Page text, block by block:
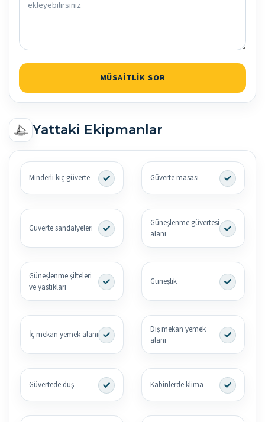
MÜSAITLIK SOR
Yattaki Ekipmanlar
Minderli kıç güverte Güverte masası
Güverte sandalyeleri
Güneşlenme güvertesi
alanı
Güneşlenme şilteleri
ve yastıkları
Güneşlik
İç mekan yemek alanı
Dış mekan yemek
alanı
Güvertede duş Kabinlerde klima